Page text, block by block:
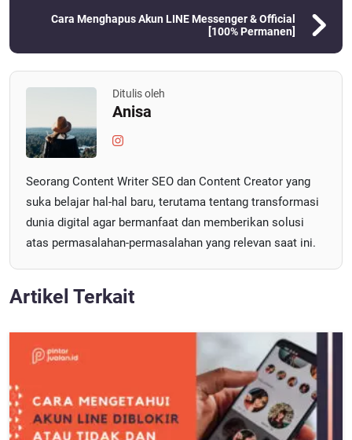
Cara Menghapus Akun LINE Messenger & Official
[100% Permanen]
Ditulis oleh
Anisa
Seorang Content Writer SEO dan Content Creator yang
suka belajar hal-hal baru, terutama tentang transformasi
dunia digital agar bermanfaat dan memberikan solusi
atas permasalahan-permasalahan yang relevan saat ini.
Artikel Terkait